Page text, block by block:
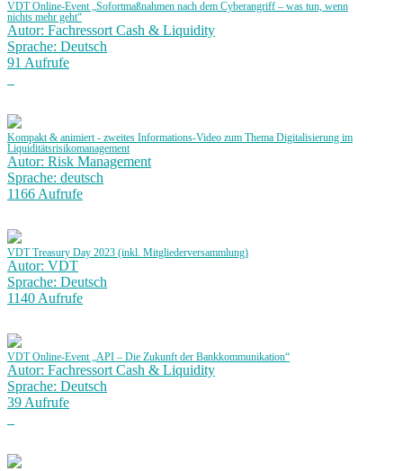
VDT Online-Event „Sofortmaßnahmen nach dem Cyberangriff – was tun, wenn
nichts mehr geht“
Autor: Fachressort Cash & Liquidity
Sprache: Deutsch
91 Aufrufe
Kompakt & animiert - zweites Informations-Video zum Thema Digitalisierung im
Liquiditätsrisikomanagement
Autor: Risk Management
Sprache: deutsch
1166 Aufrufe
VDT Treasury Day 2023 (inkl. Mitgliederversammlung)
Autor: VDT
Sprache: Deutsch
1140 Aufrufe
VDT Online-Event „API – Die Zukunft der Bankkommunikation“
Autor: Fachressort Cash & Liquidity
Sprache: Deutsch
39 Aufrufe